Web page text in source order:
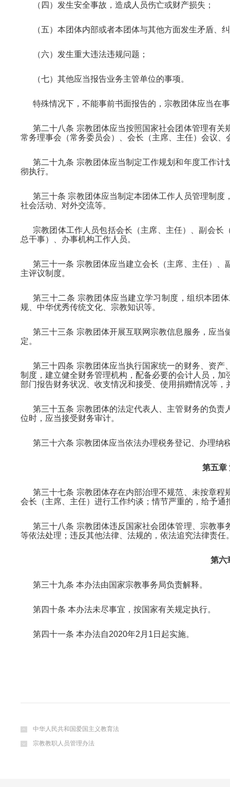
（四）发生安全事故，造成人员伤亡或财产损失；
（五）本团体内部或者本团体与其他方面发生矛盾、
（六）发生重大违法违规问题；
（七）其他应当报告业务主管单位的事项。
特殊情况下，不能事前书面报告的，宗教团体应当在
第二十八条 宗教团体应当按照国家社会团体管理有
常务理事会（常务委员会）、会长（主席、主任）会议
第二十九条 宗教团体应当制定工作规划和年度工作
彻执行。
第三十条 宗教团体应当制定本团体工作人员管理制
社会活动、对外交流等。
宗教团体工作人员包括会长（主席、主任）、副会
总干事）、办事机构工作人员。
第三十一条 宗教团体应当建立会长（主席、主任）
主评议制度。
第三十二条 宗教团体应当建立学习制度，组织本团
规、中华优秀传统文化、宗教知识等。
第三十三条 宗教团体开展互联网宗教信息服务，应
定。
第三十四条 宗教团体应当执行国家统一的财务、资
制度，建立健全财务管理机构，配备必要的会计人员，
部门报告财务状况、收支情况和接受、使用捐赠情况等，
第三十五条 宗教团体的法定代表人、主管财务的负
位时，应当接受财务审计。
第三十六条 宗教团体应当依法办理税务登记、办理纳
第五章
第三十七条 宗教团体存在内部治理不规范、未按章
会长（主席、主任）进行工作约谈；情节严重的，给予通
第三十八条 宗教团体违反国家社会团体管理、宗教
等依法处理；违反其他法律、法规的，依法追究法律责任
第六
第三十九条 本办法由国家宗教事务局负责解释。
第四十条 本办法未尽事宜，按国家有关规定执行。
第四十一条 本办法自2020年2月1日起实施。
中华人民共和国爱国主义教育法
宗教教职人员管理办法